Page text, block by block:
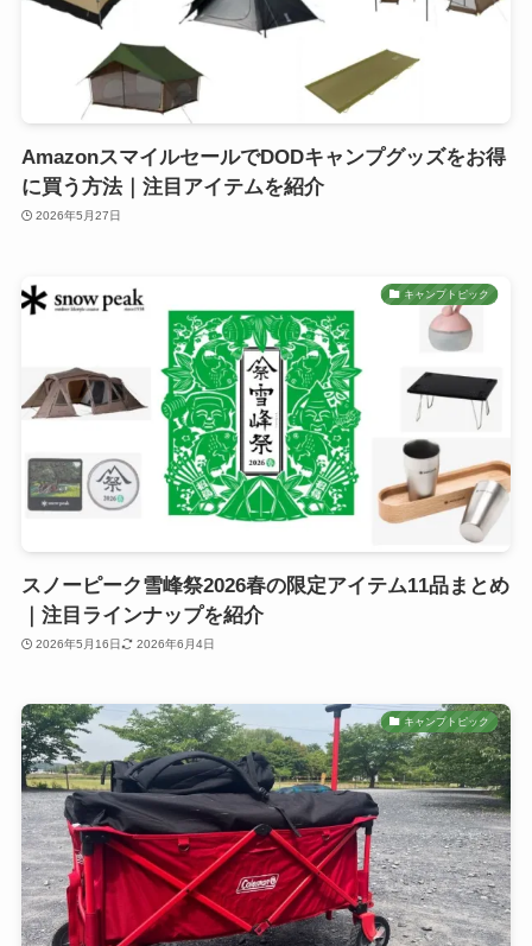
AmazonスマイルセールでDODキャンプグッズをお得
に買う方法｜注目アイテムを紹介
2026年5月27日
キャンプトピック
スノーピーク雪峰祭2026春の限定アイテム11品まとめ
｜注目ラインナップを紹介
2026年5月16日 2026年6月4日
キャンプトピック